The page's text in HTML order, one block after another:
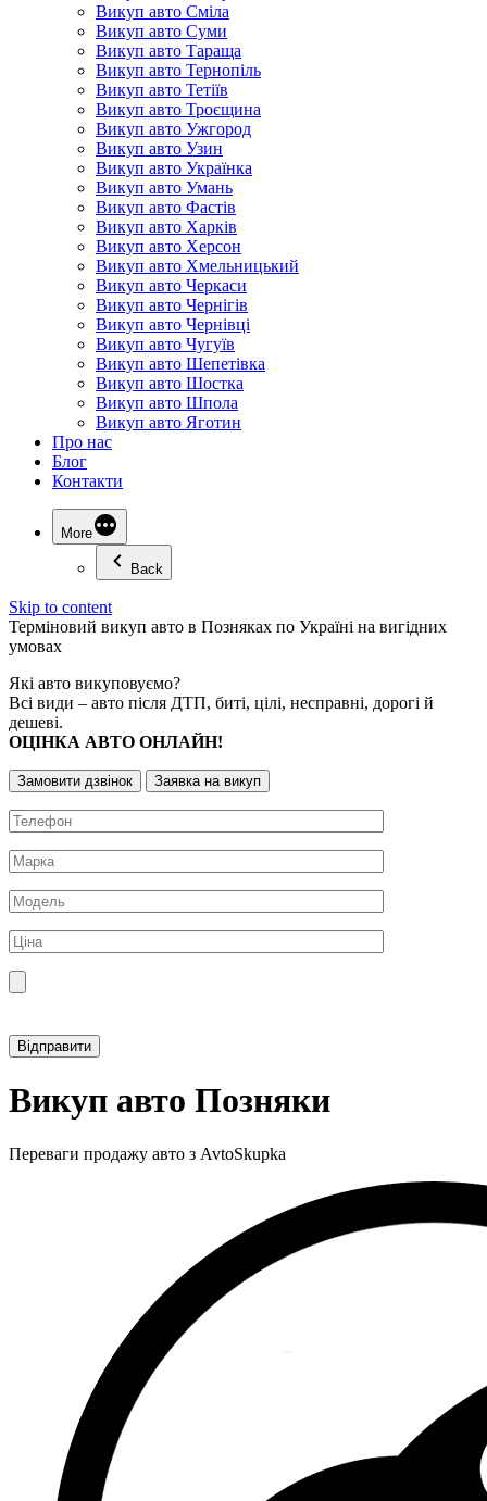
Викуп авто Сміла
Викуп авто Суми
Викуп авто Тараща
Викуп авто Тернопіль
Викуп авто Тетіїв
Викуп авто Троєщина
Викуп авто Ужгород
Викуп авто Узин
Викуп авто Українка
Викуп авто Умань
Викуп авто Фастів
Викуп авто Харків
Викуп авто Херсон
Викуп авто Хмельницький
Викуп авто Черкаси
Викуп авто Чернігів
Викуп авто Чернівці
Викуп авто Чугуїв
Викуп авто Шепетівка
Викуп авто Шостка
Викуп авто Шпола
Викуп авто Яготин
Про нас
Блог
Контакти
More
Back
Skip to content
Терміновий викуп авто в Позняках по Україні на вигідних
умовах
Які авто викуповуємо?
Всі види – авто після ДТП, биті, цілі, несправні, дорогі й
дешеві.
ОЦІНКА АВТО ОНЛАЙН!
Замовити дзвінок Заявка на викуп
Викуп авто Позняки
Переваги продажу авто з AvtoSkupka